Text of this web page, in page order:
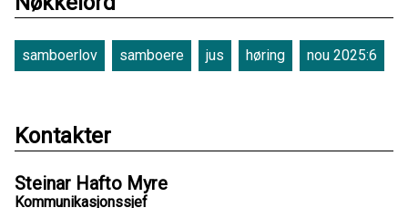
samboerlov samboere jus høring nou 2025:6
Kontakter
Steinar Hafto Myre
Kommunikasjonssjef